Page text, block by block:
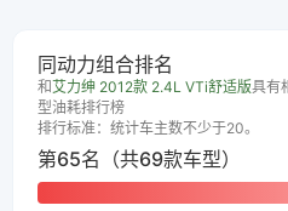
同动力组合排名
和艾力绅 2012款 2.4L VTi舒适版具有
型油耗排行榜
排行标准：统计车主数不少于20。
第65名（共69款车型）